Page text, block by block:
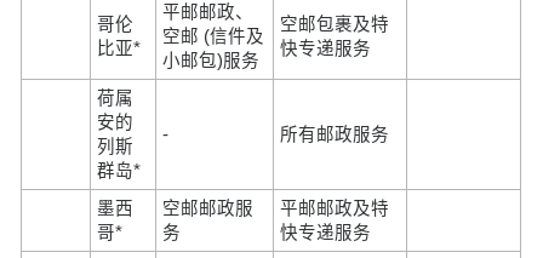
哥伦
比亚*
平邮邮政、
空邮 (信件及
小邮包)服务
空邮包裹及特
快专递服务
荷属
安的
列斯
群岛*
- 所有邮政服务
墨西
哥*
空邮邮政服
务
平邮邮政及特
快专递服务